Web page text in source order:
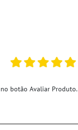
botão Avaliar Produto.